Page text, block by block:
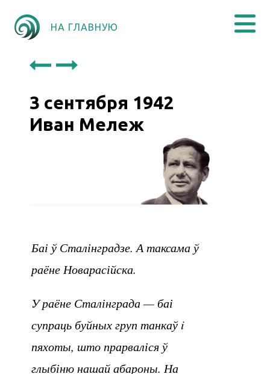
НА ГЛАВНУЮ
3 сентября 1942
Иван Мележ
Баі ў Сталінградзе. А таксама ў
раёне Новарасійска.
У раёне Сталінграда — баі
супраць буйных груп танкаў i
пяхоты, што прарваліся ў
глыбіню нашай абароны. На